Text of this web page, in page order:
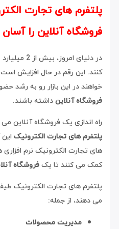
پلتفرم های تجارت
فروشگاه آنلاین را
در دنیای
کنند. این رقم در حال افزایش
خواهند در این بازار رو به رشد
فروشگاه آنلاینداشته باشند.
راه اندازی یک فروشگاه آنلاین می
پلتفرم های تجارت الکترونیک
های تجارت الکترونیک نرم
کمک می کنند تا یکفروشگاه
پلتفرم های تجارت الکترونیک
می دهند، از جمله:
مدیریت محصولات